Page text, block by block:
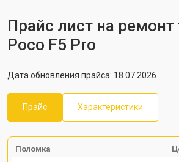
Прайс лист на ремонт
Poco F5 Pro
Дата обновления прайса: 18.07.2026
Прайс Характеристики
Поломка